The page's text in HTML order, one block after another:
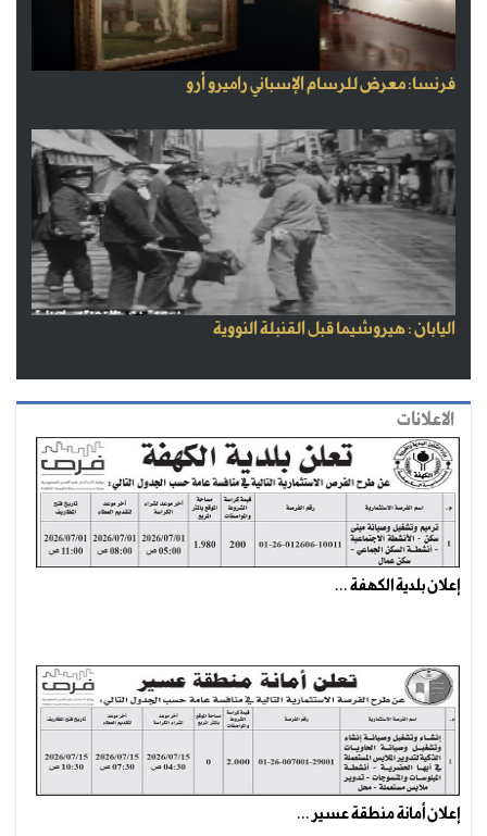
فرنسا: معرض للرسام الإسباني راميرو أرو
اليابان : هيروشيما قبل القنبلة النووية
الاعلانات
إعلان بلدية الكهفة ...
إعلان أمانة منطقة عسير ...